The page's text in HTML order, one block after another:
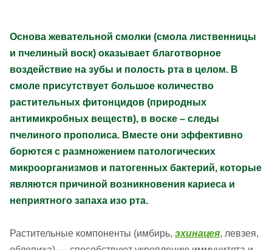
Основа жевательной смолки (смола лиственницы
и пчелиный воск) оказывает благотворное
воздействие на зубы и полость рта в целом. В
смоле присутствует большое количество
растительных фитонцидов (природных
антимикробных веществ), в воске – следы
пчелиного прополиса. Вместе они эффективно
борются с размножением патологических
микроорганизмов и патогенных бактерий, которые
являются причиной возникновения кариеса и
неприятного запаха изо рта.
Растительные компоненты (имбирь, эхинацея, левзея,